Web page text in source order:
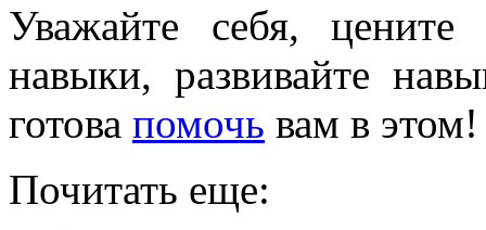
Уважайте себя,
навыки, развивайте
готова помочь вам в этом!
Почитать еще: